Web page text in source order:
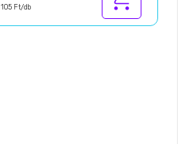
105 Ft/db